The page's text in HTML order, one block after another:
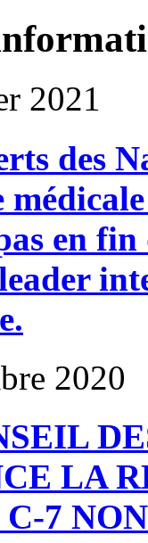
2021
des
en fin
2020
LA
7